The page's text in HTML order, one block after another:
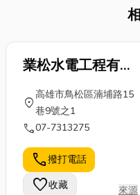
式供應，多樣
產品可滿足不
並協助廢水處
理與清潔工序
更環保高效。
穩定、安全且
多元的原料供
應，幫助企業
進
件
都
運
輸
於
的
有
以
聊
整
業松水電工程有限
公司
location_on
高雄市鳥松區湳埔路15
巷9號之1
call07-7313275
call撥打電話
favorite收藏 來源